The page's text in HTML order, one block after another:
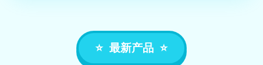
最新产品